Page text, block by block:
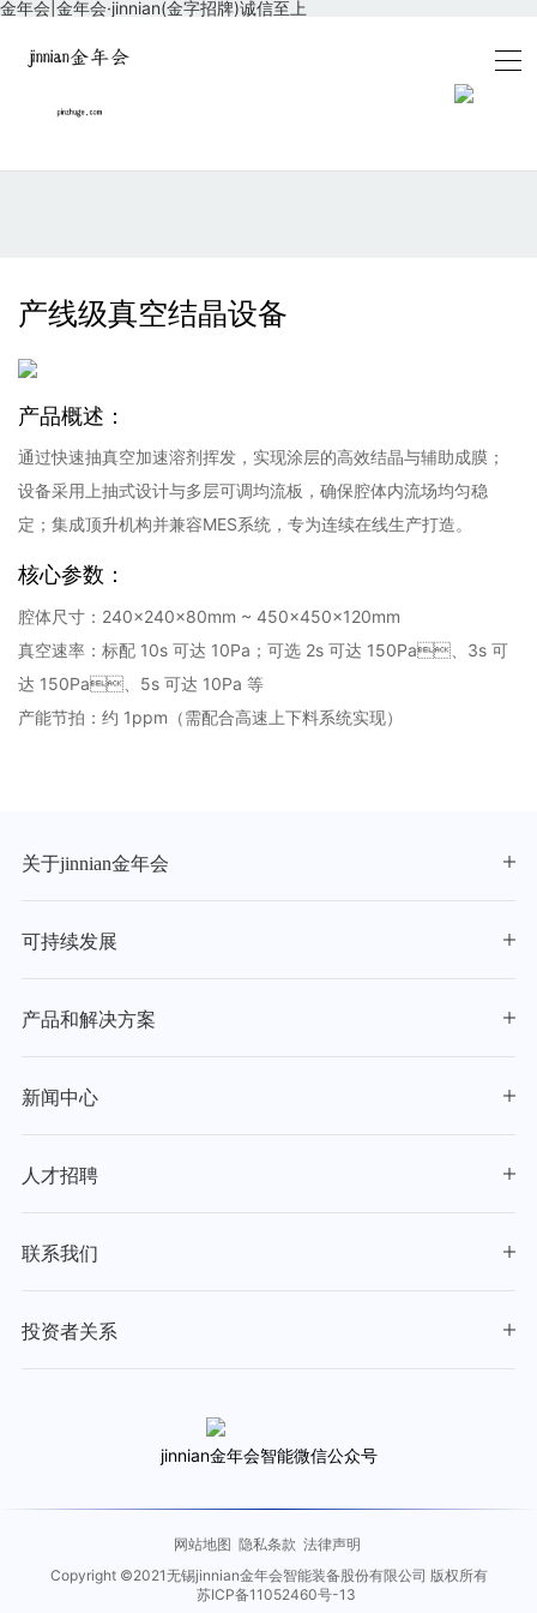
金年会|金年会·jinnian(金字招牌)诚信至上
产线级真空结晶设备
产品概述：
通过快速抽真空加速溶剂挥发，实现涂层的高效结晶与辅助成膜；
设备采用上抽式设计与多层可调均流板，确保腔体内流场均匀稳
定；集成顶升机构并兼容MES系统，专为连续在线生产打造。
核心参数：
腔体尺寸：240×240×80mm ~ 450×450×120mm
真空速率：标配 10s 可达 10Pa；可选 2s 可达 150Pa、3s 可
达 150Pa、5s 可达 10Pa 等
产能节拍：约 1ppm（需配合高速上下料系统实现）
关于jinnian金年会
可持续发展
产品和解决方案
新闻中心
人才招聘
联系我们
投资者关系
jinnian金年会智能微信公众号
网站地图 隐私条款 法律声明
Copyright ©2021无锡jinnian金年会智能装备股份有限公司 版权所有
苏ICP备11052460号-13